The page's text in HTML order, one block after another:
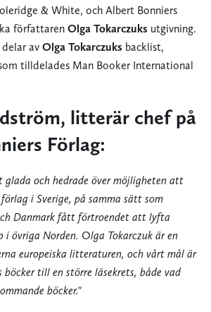
& White, och Albert Bonniers
författaren Olga Tokarczuks utgivning.
av Olga Tokarczuks backlist,
tilldelades Man Booker International
litterär chef på
Förlag:
glada och hedrade över möjligheten att
i Sverige, på samma sätt som
Danmark fått förtroendet att lyfta
i övriga Norden. Olga Tokarczuk är en
europeiska litteraturen, och vårt mål är
böcker till en större läsekrets, både vad
böcker."